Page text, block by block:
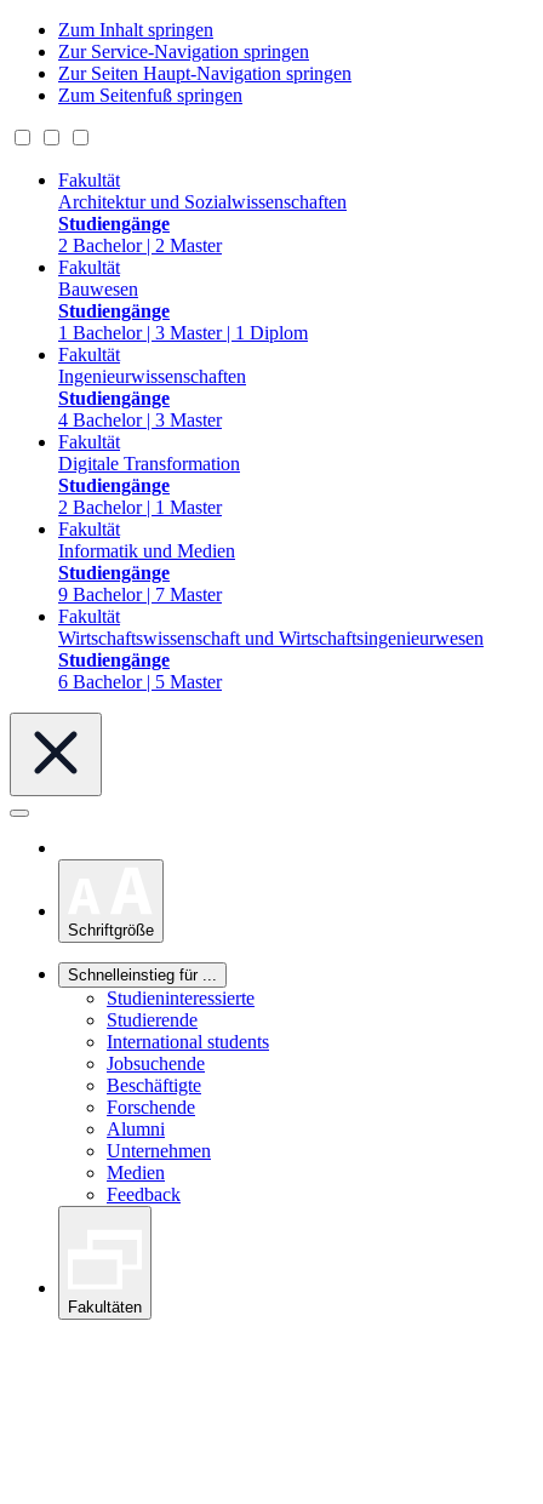
Zum Inhalt springen
Zur Service-Navigation springen
Zur Seiten Haupt-Navigation springen
Zum Seitenfuß springen
Fakultät
Architektur und Sozialwissenschaften
Studiengänge
2 Bachelor | 2 Master
Fakultät
Bauwesen
Studiengänge
1 Bachelor | 3 Master | 1 Diplom
Fakultät
Ingenieurwissenschaften
Studiengänge
4 Bachelor | 3 Master
Fakultät
Digitale Transformation
Studiengänge
2 Bachelor | 1 Master
Fakultät
Informatik und Medien
Studiengänge
9 Bachelor | 7 Master
Fakultät
Wirtschaftswissenschaft und Wirtschaftsingenieurwesen
Studiengänge
6 Bachelor | 5 Master
Schriftgröße
Schnelleinstieg für ...
Studieninteressierte
Studierende
International students
Jobsuchende
Beschäftigte
Forschende
Alumni
Unternehmen
Medien
Feedback
Fakultäten